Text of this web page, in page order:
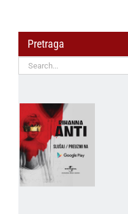
Pretraga
Search
for: